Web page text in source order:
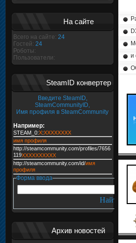
На сайте
Всего на сайте: 24
Гостей: 24
Роботы:
Пользователи:
SteamID конвертер
Введите SteamID,
SteamCommunityID,
Имя профиля в SteamCommunity
Например:
STEAM_0:X:XXXXXXXX
имя профиля
http://steamcommunity.com/profiles/7656
119XXXXXXXXXX
http://steamcommunity.com/id/имя
профиля
Форма ввода
Архив новостей
и